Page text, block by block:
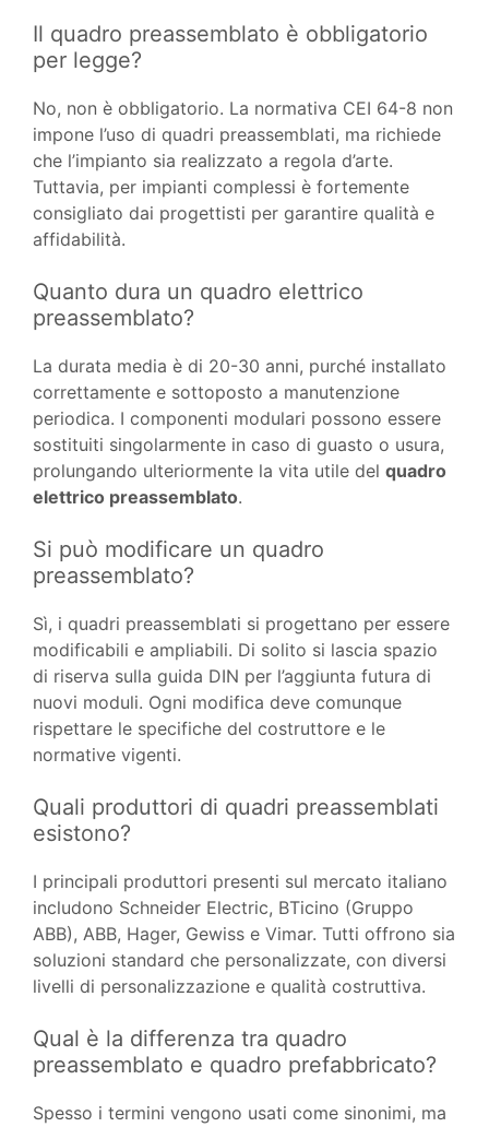
Il quadro preassemblato è obbligatorio
per legge?
No, non è obbligatorio. La normativa CEI 64-8 non
impone l’uso di quadri preassemblati, ma richiede
che l’impianto sia realizzato a regola d’arte.
Tuttavia, per impianti complessi è fortemente
consigliato dai progettisti per garantire qualità e
affidabilità.
Quanto dura un quadro elettrico
preassemblato?
La durata media è di 20-30 anni, purché installato
correttamente e sottoposto a manutenzione
periodica. I componenti modulari possono essere
sostituiti singolarmente in caso di guasto o usura,
prolungando ulteriormente la vita utile del quadro
elettrico preassemblato.
Si può modificare un quadro
preassemblato?
Sì, i quadri preassemblati si progettano per essere
modificabili e ampliabili. Di solito si lascia spazio
di riserva sulla guida DIN per l’aggiunta futura di
nuovi moduli. Ogni modifica deve comunque
rispettare le specifiche del costruttore e le
normative vigenti.
Quali produttori di quadri preassemblati
esistono?
I principali produttori presenti sul mercato italiano
includono Schneider Electric, BTicino (Gruppo
ABB), ABB, Hager, Gewiss e Vimar. Tutti offrono sia
soluzioni standard che personalizzate, con diversi
livelli di personalizzazione e qualità costruttiva.
Qual è la differenza tra quadro
preassemblato e quadro prefabbricato?
Spesso i termini vengono usati come sinonimi, ma